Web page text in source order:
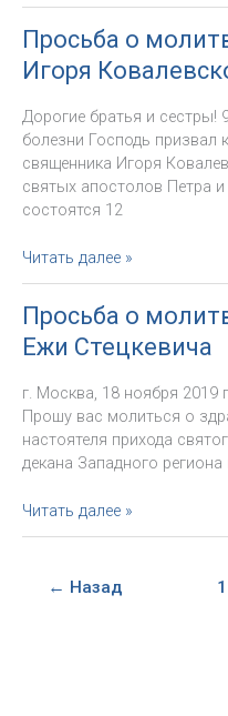
о
молитве:
болезнь
о.
Тачиковского
Просьба о
Игоря
Дорогие братья и сестры!
болезни Господь призвал
священника Игоря
святых апостолов Петра
состоятся 12
Просьба
о
молитве:
умерла
сестра
Игоря
Ковалевского
Читать далее »
Просьба о
Ежи Стецкевича
г. Москва, 18 ноября 2019
Прошу вас молиться о
настоятеля прихода
декана Западного
Просьба
о
Читать далее »
← Назад 1